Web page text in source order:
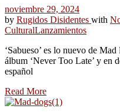
noviembre 29, 2024
by Rugidos Disidentes with
CulturalLanzamientos
‘Sabueso’ es lo nuevo de
álbum ‘Never Too Late’ y en
español
Read More